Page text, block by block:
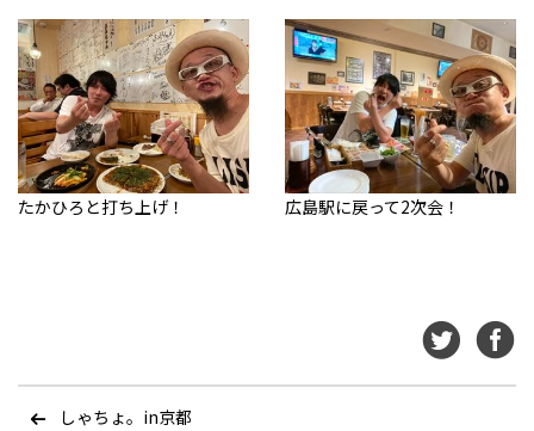
たかひろと打ち上げ！ 広島駅に戻って2次会！
しゃちょ。in京都